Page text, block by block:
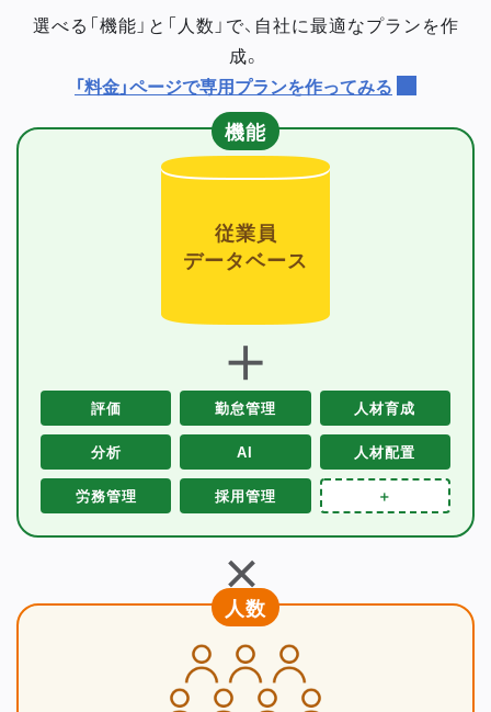
選べる「機能」と「人数」で、自社に最適なプランを作
成。
「料金」ページで専用プランを作ってみる
機能
従業員
データベース
＋
評価 勤怠管理 人材育成
分析 AI 人材配置
労務管理 採用管理 ＋
＋
人数